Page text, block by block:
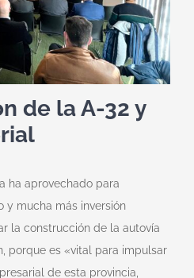
de la A-32 y
ha aprovechado para
y mucha más inversión
la construcción de la autovía
porque es «vital para impulsar
de esta provincia,